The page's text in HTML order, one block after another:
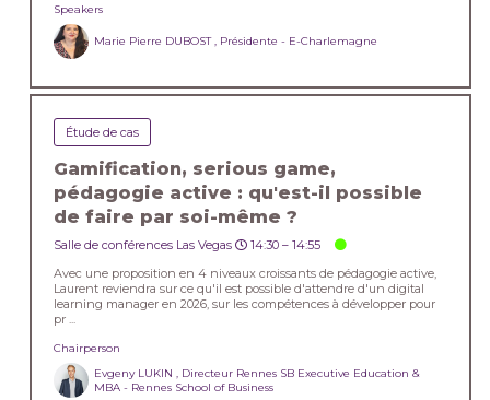
Speakers
Marie Pierre DUBOST , Présidente - E-Charlemagne
Étude de cas
Gamification, serious game,
pédagogie active : qu'est-il possible
de faire par soi-même ?
Salle de conférences Las Vegas 14:30 –14:55
Avec une proposition en 4 niveaux croissants de pédagogie active,
Laurent reviendra sur ce qu'il est possible d'attendre d'un digital
learning manager en 2026, sur les compétences à développer pour
pr ...
Chairperson
Evgeny LUKIN , Directeur Rennes SB Executive Education &
MBA - Rennes School of Business